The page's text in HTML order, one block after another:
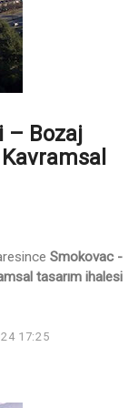
– Bozaj
Smokovac -
tasarım ihalesi
17:25